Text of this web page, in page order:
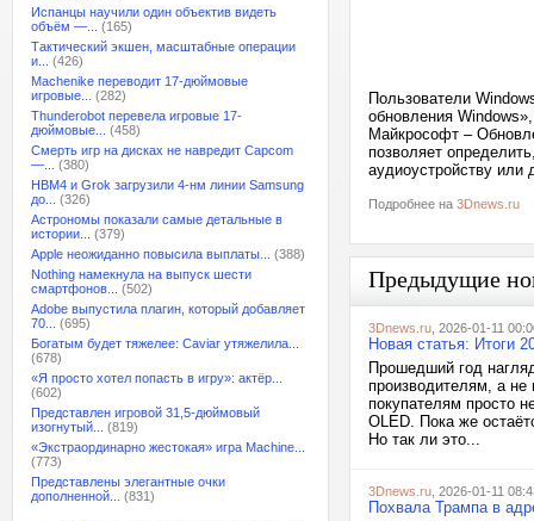
Испанцы научили один объектив видеть
объём —...
(165)
Тактический экшен, масштабные операции
и...
(426)
Machenike переводит 17-дюймовые
игровые...
(282)
Thunderobot перевела игровые 17-
дюймовые...
(458)
Смерть игр на дисках не навредит Capcom
—...
(380)
HBM4 и Grok загрузили 4-нм линии Samsung
до...
(326)
Астрономы показали самые детальные в
истории...
(379)
Apple неожиданно повысила выплаты...
(388)
Nothing намекнула на выпуск шести
смартфонов...
(502)
Adobe выпустила плагин, который добавляет
70...
(695)
Богатым будет тяжелее: Caviar утяжелила...
(678)
«Я просто хотел попасть в игру»: актёр...
(602)
Представлен игровой 31,5-дюймовый
изогнутый...
(819)
«Экстраординарно жестокая» игра Machine...
(773)
Представлены элегантные очки
дополненной...
(831)
Пользователи
обновления
Майкрософт –
позволяет
аудиоустройству или
Подробнее на 3Dnews.ru
Предыдущие
3Dnews.ru , 2026-01-11
Новая статья: Итоги
Прошедший год
производителям, а
покупателям просто
OLED. Пока же
Но так ли это...
3Dnews.ru , 2026-01-11
Похвала Трампа в